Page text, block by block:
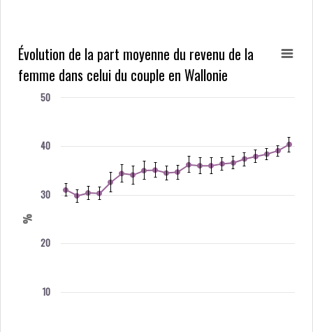
%
10
20
30
40
50
Évolution de la part moyenne du revenu de la
femme dans celui du couple en Wallonie